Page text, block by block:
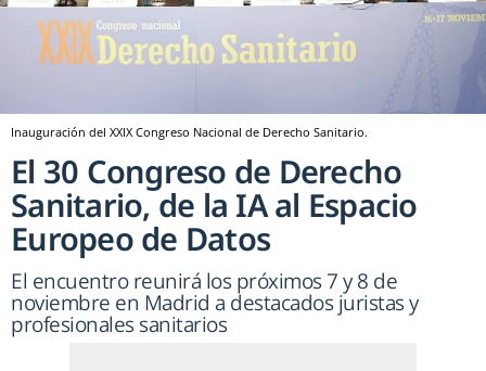
Inauguración del XXIX Congreso Nacional de Derecho Sanitario.
El 30 Congreso de Derecho
Sanitario, de la IA al Espacio
Europeo de Datos
El encuentro reunirá los próximos 7 y 8 de
noviembre en Madrid a destacados juristas y
profesionales sanitarios